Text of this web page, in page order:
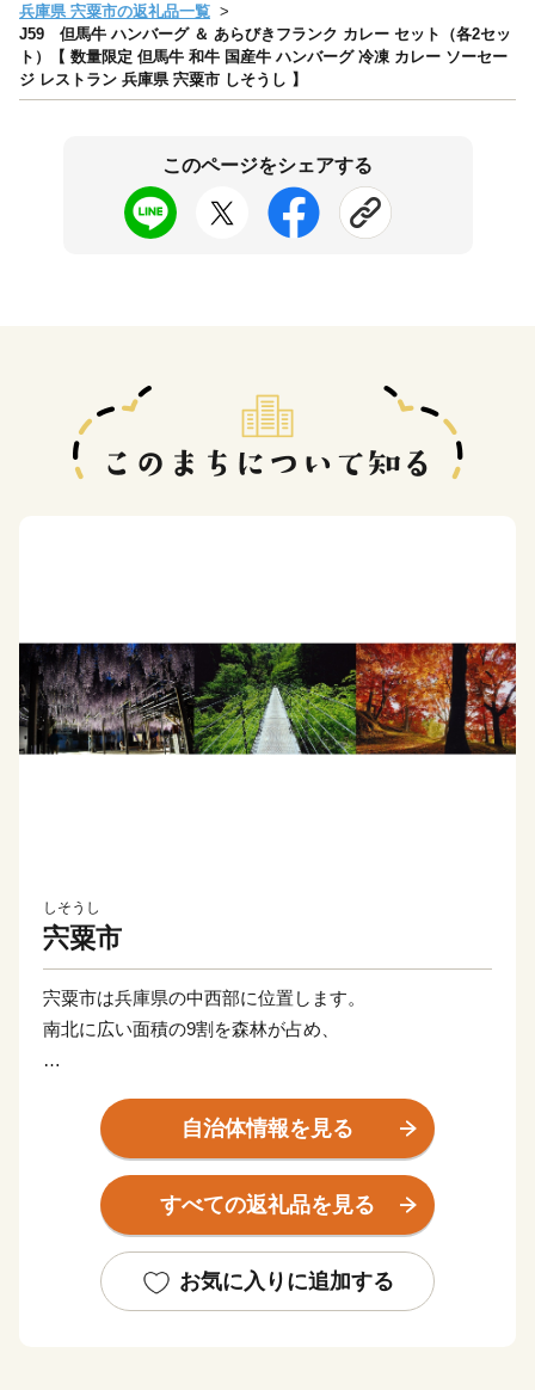
兵庫県 宍粟市の返礼品一覧
J59 但馬牛 ハンバーグ ＆ あらびきフランク カレー セット（各2セッ
ト）【 数量限定 但馬牛 和牛 国産牛 ハンバーグ 冷凍 カレー ソーセー
ジ レストラン 兵庫県 宍粟市 しそうし 】
このページをシェアする
しそうし
宍粟市
宍粟市は兵庫県の中西部に位置します。
南北に広い面積の9割を森林が占め、
たしてきた 山崎町》
《特に古くから歴史・文化遺産を数多く有する 一宮
《平安時代には京都石清水八幡宮の荘園として組み入れ
《冬には市内でも特に積雪が多く、和鉄の郷として繁栄
してきた 千種町》
自治体情報を見る
すべての返礼品を見る
お気に入りに追加する